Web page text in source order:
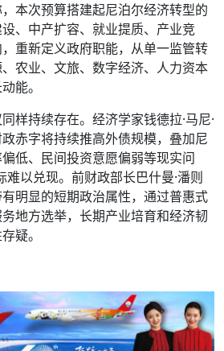
本次预算搭建起尼泊尔经济转型的
、中产扩容、就业提质、产业竞
重新定义政府职能，从单一监管转
农业、文旅、数字经济、人力资本
能。
样持续存在。经济学家钱德拉·马尼·
赤字将持续推高外债规模，叠加尼
低、民间投资意愿偏弱等现实问
以兑现。前财政部长巴什曼·潘则
明显的短期政治属性，通过普惠式
地方选举，长期产业培育和经济韧
疑。